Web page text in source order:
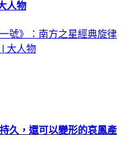
人物
久，還可以變形的哀鳳產